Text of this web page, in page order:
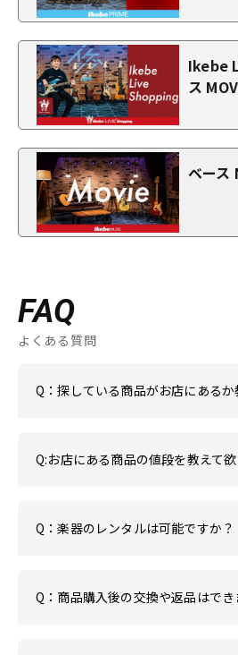
Ikebe
ス
ベース
FAQ
よくある質問
Q：探している商品がお店にあるか
Q:お店にある商品の値段を教えて
Q：楽器のレンタルは可能ですか？
Q：商品購入後の交換や返品はでき